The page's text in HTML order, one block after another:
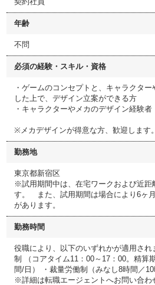
年齢
不問
必須の経験・スキル・資格
・ゲームのコンセプトと、キャラクタ
した上で、デザイン立案ができる方
・キャラクターやメカのデザイン経験者
※メカデザインが得意な方、歓迎します。
勤務地
東京都新宿区
※試用期間中は、在宅ワークおよび近距
す。 また、試用期間は場合により6ヶ
があります。
勤務時間
役職により、以下のいずれかが適用さ
制 （コアタイム11：00～17：00。精算
間/日） ・裁量労働制（みなし8時間／10
※詳細は転職エージェントへお問い合わ